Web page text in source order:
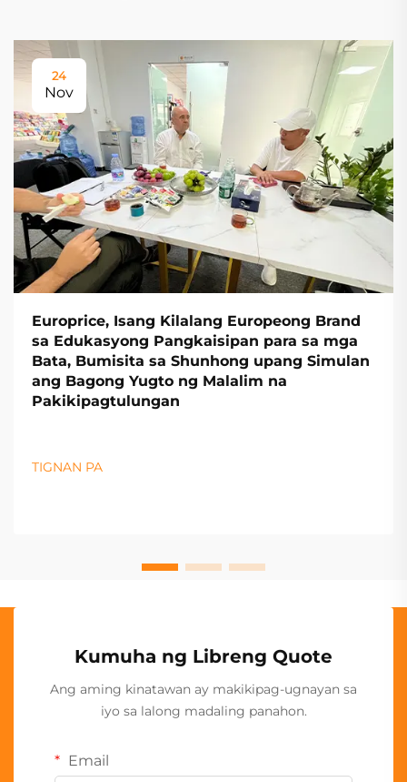
24
Nov
Europrice, Isang Kilalang Europeong Brand
sa Edukasyong Pangkaisipan para sa mga
Bata, Bumisita sa Shunhong upang Simulan
ang Bagong Yugto ng Malalim na
Pakikipagtulungan
TIGNAN PA
Kumuha ng Libreng Quote
Ang aming kinatawan ay makikipag-ugnayan sa
iyo sa lalong madaling panahon.
Email